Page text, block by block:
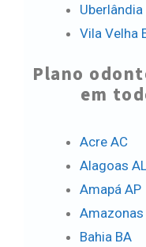
Uberlândia
Vila Velha
Plano
em
Acre AC
Alagoas
Amapá AP
Amazonas
Bahia BA